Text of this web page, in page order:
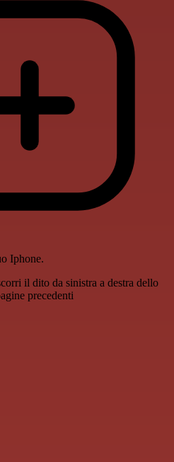
Iphone.
il dito da sinistra a destra dello
precedenti